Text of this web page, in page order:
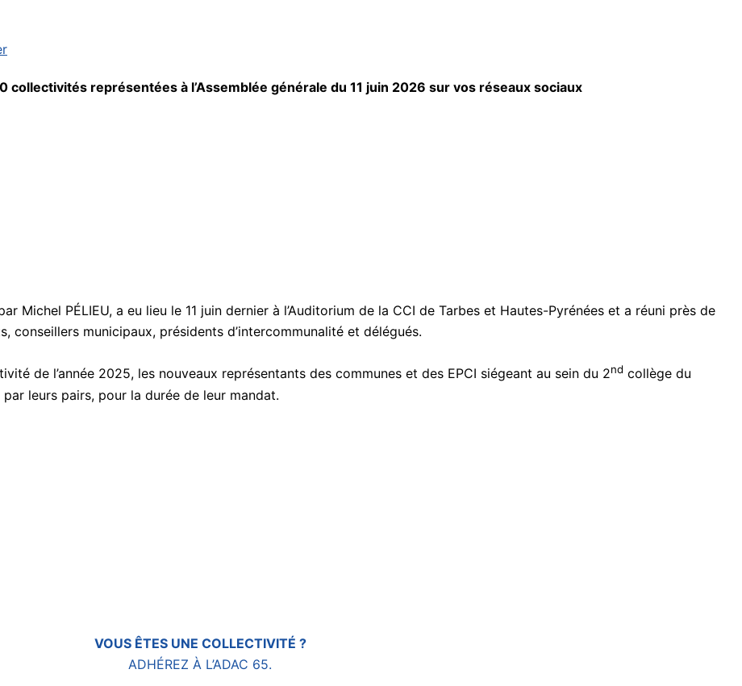
collectivités représentées à l’Assemblée générale du 11 juin 2026 sur vos réseaux sociaux
Michel PÉLIEU, a eu lieu le 11 juin dernier à l’Auditorium de la CCI de Tarbes et Hautes-Pyrénées et a réuni près de
conseillers municipaux, présidents d’intercommunalité et délégués.
de l’année 2025, les nouveaux représentants des communes et des EPCI siégeant au sein du 2nd collège du
leurs pairs, pour la durée de leur mandat.
VOUS ÊTES UNE COLLECTIVITÉ ?
ADHÉREZ À L’ADAC 65.